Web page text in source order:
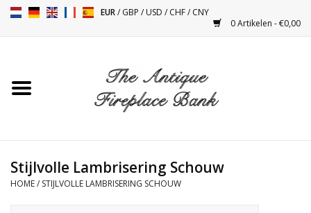
EUR/GBP /USD /CHF/CNY
0 Artikelen - €0,00
Toebehoren
Stijlvolle Lambrisering Schouw
HOME/ STIJLVOLLE LAMBRISERING SCHOUW